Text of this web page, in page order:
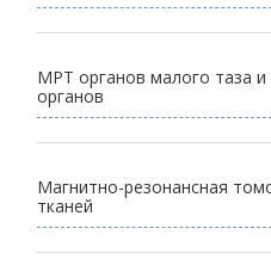
МРТ органов малого таза
органов
Магнитно-резонансная
тканей